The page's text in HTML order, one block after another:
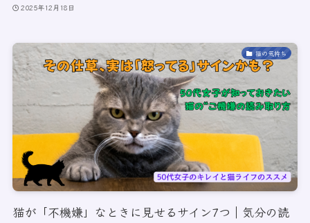
2025年12月18日
猫の気持ち
猫が「不機嫌」なときに見せるサイン7つ｜気分の読